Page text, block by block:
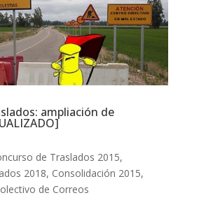
ampliación de
de Traslados 2015,
2018, Consolidación 2015,
de Correos